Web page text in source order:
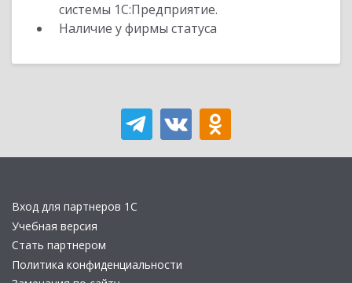
системы 1С:Предприятие.
Наличие у фирмы статуса
Вход для партнеров 1С
Учебная версия
Стать партнером
Политика конфиденциальности